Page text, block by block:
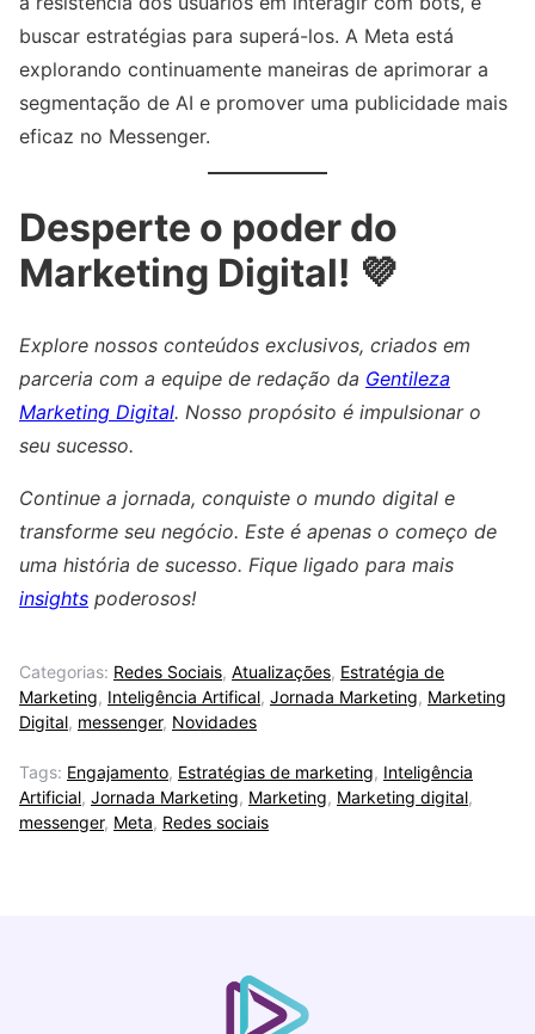
buscar estratégias para superá-los. A Meta está
explorando continuamente maneiras de aprimorar a
segmentação de AI e promover uma publicidade mais
eficaz no Messenger.
Desperte o poder do
Marketing Digital! 💜
Explore nossos conteúdos exclusivos, criados em
parceria com a equipe de redação da Gentileza
Marketing Digital. Nosso propósito é impulsionar o
seu sucesso.
Continue a jornada, conquiste o mundo digital e
transforme seu negócio. Este é apenas o começo de
uma história de sucesso. Fique ligado para mais
insights poderosos!
Categorias: Redes Sociais, Atualizações, Estratégia de
Marketing, Inteligência Artifical, Jornada Marketing, Marketing
Digital, messenger, Novidades
Tags: Engajamento, Estratégias de marketing, Inteligência
Artificial, Jornada Marketing, Marketing, Marketing digital,
messenger, Meta, Redes sociais